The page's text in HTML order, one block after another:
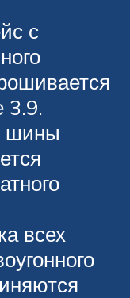
с
3.9.
шины
всех